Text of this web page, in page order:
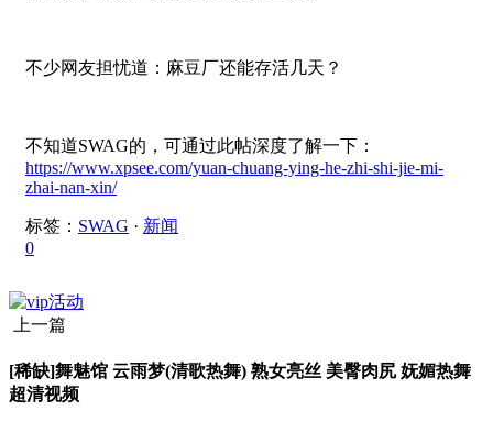
不少网友担忧道：麻豆厂还能存活几天？
不知道SWAG的，可通过此帖深度了解一下：
https://www.xpsee.com/yuan-chuang-ying-he-zhi-shi-jie-mi-
zhai-nan-xin/
标签： SWAG · 新闻
0
上一篇
[稀缺]舞魅馆 云雨梦(清歌热舞) 熟女亮丝 美臀肉尻 妩媚热舞
超清视频